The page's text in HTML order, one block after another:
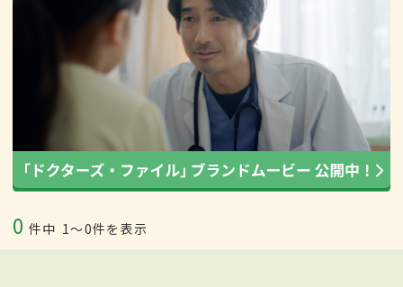
0 件中 1〜0件を表示